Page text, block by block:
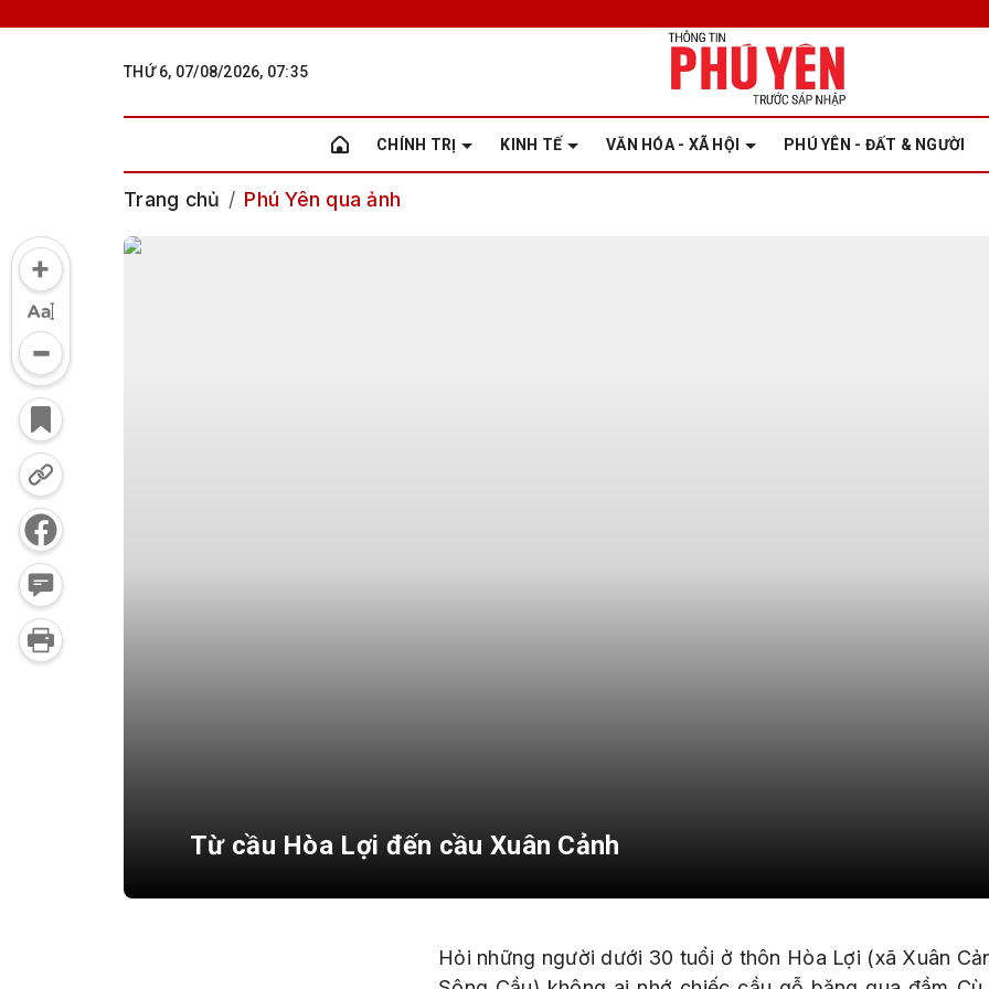
THỨ 6, 07/08/2026, 07:35
CHÍNH TRỊ KINH TẾ VĂN HÓA - XÃ HỘI PHÚ YÊN - ĐẤT & NGƯỜI
Trang chủ Phú Yên qua ảnh
Từ cầu Hòa Lợi đến cầu Xuân Cảnh
Hỏi những người dưới 30 tuổi ở thôn Hòa Lợi (xã Xuân